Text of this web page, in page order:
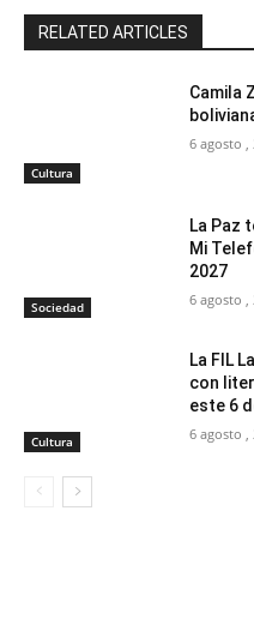
RELATED ARTICLES
Cultura
Camila
6 agosto ,
Sociedad
La Paz
Mi
2027
6 agosto ,
Cultura
La FIL
con
este 6
6 agosto ,